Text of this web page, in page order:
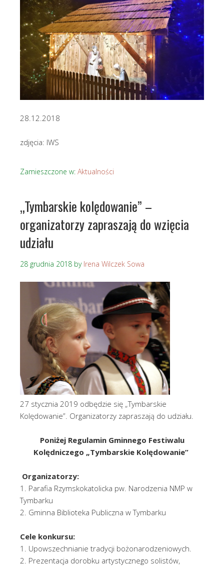
28.12.2018
zdjęcia: IWS
Zamieszczone w: Aktualności
„Tymbarskie kolędowanie” –
organizatorzy zapraszają do wzięcia
udziału
28 grudnia 2018 by Irena Wilczek Sowa
27 stycznia 2019 odbędzie się „Tymbarskie
Kolędowanie”. Organizatorzy zapraszają do udziału.
Poniżej Regulamin Gminnego Festiwalu
Kolędniczego „Tymbarskie Kolędowanie”
Organizatorzy:
1. Parafia Rzymskokatolicka pw. Narodzenia NMP w
Tymbarku
2. Gminna Biblioteka Publiczna w Tymbarku
Cele konkursu:
1. Upowszechnianie tradycji bożonarodzeniowych.
2. Prezentacja dorobku artystycznego solistów,